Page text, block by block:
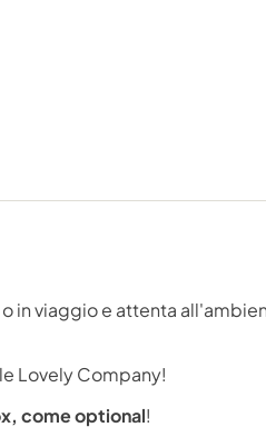
in viaggio e attenta
Lovely Company!
come optional!